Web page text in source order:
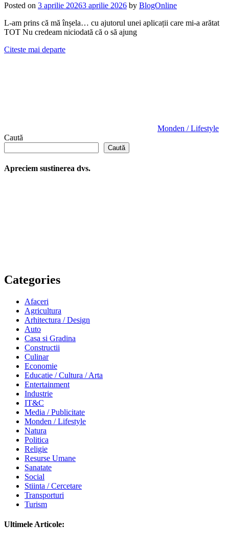
Posted on 3 aprilie 20263 aprilie 2026 by BlogOnline
L-am prins că mă înșela… cu ajutorul unei aplicații care mi-a arătat
TOT Nu credeam niciodată că o să ajung
Citeste mai departe
Monden / Lifestyle
Caută
Caută
Apreciem sustinerea dvs.
Categories
Afaceri
Agricultura
Arhitectura / Design
Auto
Casa si Gradina
Constructii
Culinar
Economie
Educatie / Cultura / Arta
Entertainment
Industrie
IT&C
Media / Publicitate
Monden / Lifestyle
Natura
Politica
Religie
Resurse Umane
Sanatate
Social
Stiinta / Cercetare
Transporturi
Turism
Ultimele Articole: